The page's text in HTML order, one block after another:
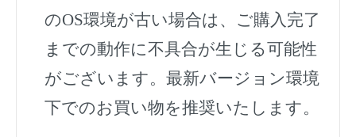
のOS環境が古い場合は、ご購入完了
までの動作に不具合が生じる可能性
がございます。最新バージョン環境
下でのお買い物を推奨いたします。